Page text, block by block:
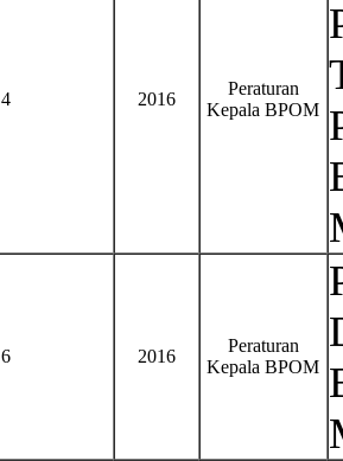
4 2016
Peraturan
Kepala BPOM
6 2016
Peraturan
Kepala BPOM